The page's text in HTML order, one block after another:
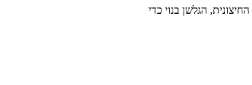
הגלשן בנוי כדי